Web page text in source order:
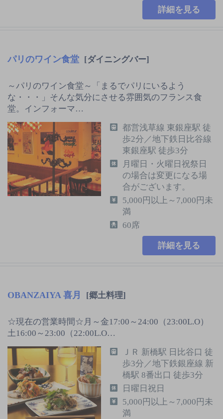
詳細を見る
パリのワイン食堂 [ダイニングバー]
～パリのワイン食堂～「まるでパリにいるよう
な・・・」そんな気分にさせる雰囲気のフランス食
堂。インフォーマ…
都営浅草線 東銀座駅 徒
歩2分／地下鉄日比谷線
東銀座駅 徒歩3分
月曜日・火曜日祝祭日
の場合は変更になる場
合がございます。
5,000円以上～7,000円未
満
60席
詳細を見る
OBANZAIYA 喜月 [郷土料理]
☆現在の営業時間☆月～金17:00～24:00（23:00L.O）
土16:00～23:00（22:00L.O…
ＪＲ 新橋駅 日比谷口 徒
歩3分／地下鉄銀座線 新
橋駅 8番出口 徒歩3分
日曜日祝日
5,000円以上～7,000円未
満